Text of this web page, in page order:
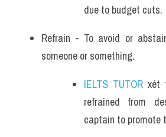
due to budget cuts.
Refrain - To avoid or
someone or something.
IELTS TUTOR xét
refrained from
captain to promote